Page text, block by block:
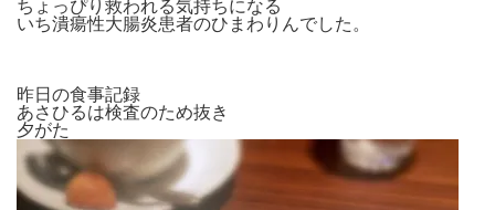
ちょっぴり救われる気持ちになる
いち潰瘍性大腸炎患者のひまわりんでした。
昨日の食事記録
あさひるは検査のため抜き
夕がた